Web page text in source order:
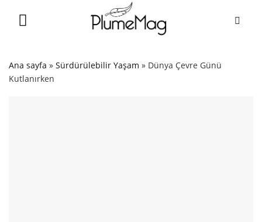
Ana sayfa » Sürdürülebilir Yaşam » Dünya Çevre Günü
Kutlanırken